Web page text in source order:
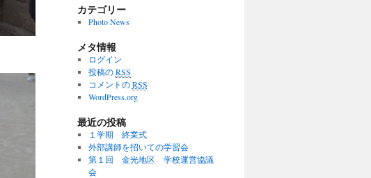
カテゴリー
Photo News
メタ情報
ログイン
投稿のRSS
コメントのRSS
WordPress.org
最近の投稿
１学期 終業式
外部講師を招いての学習会
第１回 金光地区 学校運営協議
会